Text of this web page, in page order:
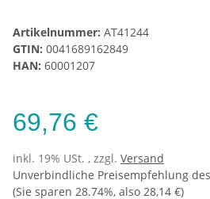
Artikelnummer: AT41244
GTIN: 0041689162849
HAN: 60001207
69,76 €
inkl. 19% USt. , zzgl. Versand
Unverbindliche Preisempfehlung
(Sie sparen 28.74%, also 28,14 €)